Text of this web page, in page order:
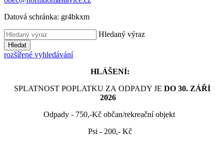
Datová schránka: gr4bkxm
Hledaný výraz
Hledat
rozšířené vyhledávání
HLÁŠENÍ:
SPLATNOST POPLATKU ZA ODPADY JE DO 30. ZÁŘÍ
2026
Odpady - 750,-Kč občan/rekreační objekt
Psi - 200,- Kč